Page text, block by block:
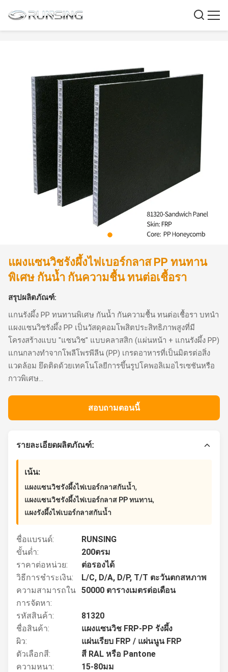
แผงแซนวิชรังผึ้งไฟเบอร์กลาส PP ทนทาน
พิเศษ กันน้ำ กันความชื้น ทนต่อเชื้อรา
สรุปผลิตภัณฑ์:
แกนรังผึ้ง PP ทนทานพิเศษ กันน้ำ กันความชื้น ทนต่อเชื้อรา บทนำ
แผงแซนวิชรังผึ้ง PP เป็นวัสดุคอมโพสิตประสิทธิภาพสูงที่มี
โครงสร้างแบบ "แซนวิช" แบบคลาสสิก (แผ่นหน้า + แกนรังผึ้ง PP)
แกนกลางทำจากโพลีโพรพีลีน (PP) เกรดอาหารที่เป็นมิตรต่อสิ่ง
แวดล้อม ยึดติดด้วยเทคโนโลยีการขึ้นรูปโคพอลิเมอไรเซชันหรือ
กาวพิเศษ...
สอบถามตอนนี้
รายละเอียดผลิตภัณฑ์:
เน้น:
แผงแซนวิชรังผึ้งไฟเบอร์กลาสกันน้ำ,
แผงแซนวิชรังผึ้งไฟเบอร์กลาส PP ทนทาน,
แผงรังผึ้งไฟเบอร์กลาสกันน้ำ
ชื่อแบรนด์:
RUNSING
ขั้นต่ำ:
200ตรม
ราคาต่อหน่วย:
ต่อรองได้
วิธีการชำระเงิน:
L/C, D/A, D/P, T/T ตะวันตกสหภาพ
ความสามารถใน
การจัดหา:
50000 ตารางเมตรต่อเดือน
รหัสสินค้า:
81320
ชื่อสินค้า:
แผงแซนวิช FRP-PP รังผึ้ง
ผิว:
แผ่นเรียบ FRP / แผ่นนูน FRP
ตัวเลือกสี:
สี RAL หรือ Pantone
ความหนา:
15-80มม